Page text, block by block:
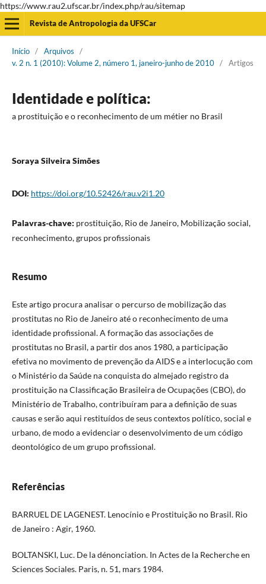
https://www.rau2.ufscar.br/index.php/rau/sitemap
Revista de Antropologia da UFSCar
Início / Arquivos
/
v. 2 n. 1 (2010): Volume 2, número 1, janeiro-junho de 2010 / Artigos
Identidade e política:
a prostituição e o reconhecimento de um métier no Brasil
Soraya Silveira Simões
DOI: https://doi.org/10.52426/rau.v2i1.20
Palavras-chave: prostituição, Rio de Janeiro, Mobilização social,
reconhecimento, grupos profissionais
Resumo
Este artigo procura analisar o percurso de mobilização das
prostitutas no Rio de Janeiro até o reconhecimento de uma
identidade profissional. A formação das associações de
prostitutas no Brasil, a partir dos anos 1980, a participação
efetiva no movimento de prevenção da AIDS e a interlocução com
o Ministério da Saúde na conquista do almejado registro da
prostituição na Classificação Brasileira de Ocupações (CBO), do
Ministério de Trabalho, contribuíram para a definição de suas
causas e serão aqui restituídos de seus contextos político, social e
urbano, de modo a evidenciar o desenvolvimento de um código
deontológico de um grupo profissional.
Referências
BARRUEL DE LAGENEST. Lenocínio e Prostituição no Brasil. Rio
de Janeiro : Agir, 1960.
BOLTANSKI, Luc. De la dénonciation. In Actes de la Recherche en
Sciences Sociales. Paris, n. 51, mars 1984.